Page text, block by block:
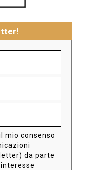
mio consenso
da parte